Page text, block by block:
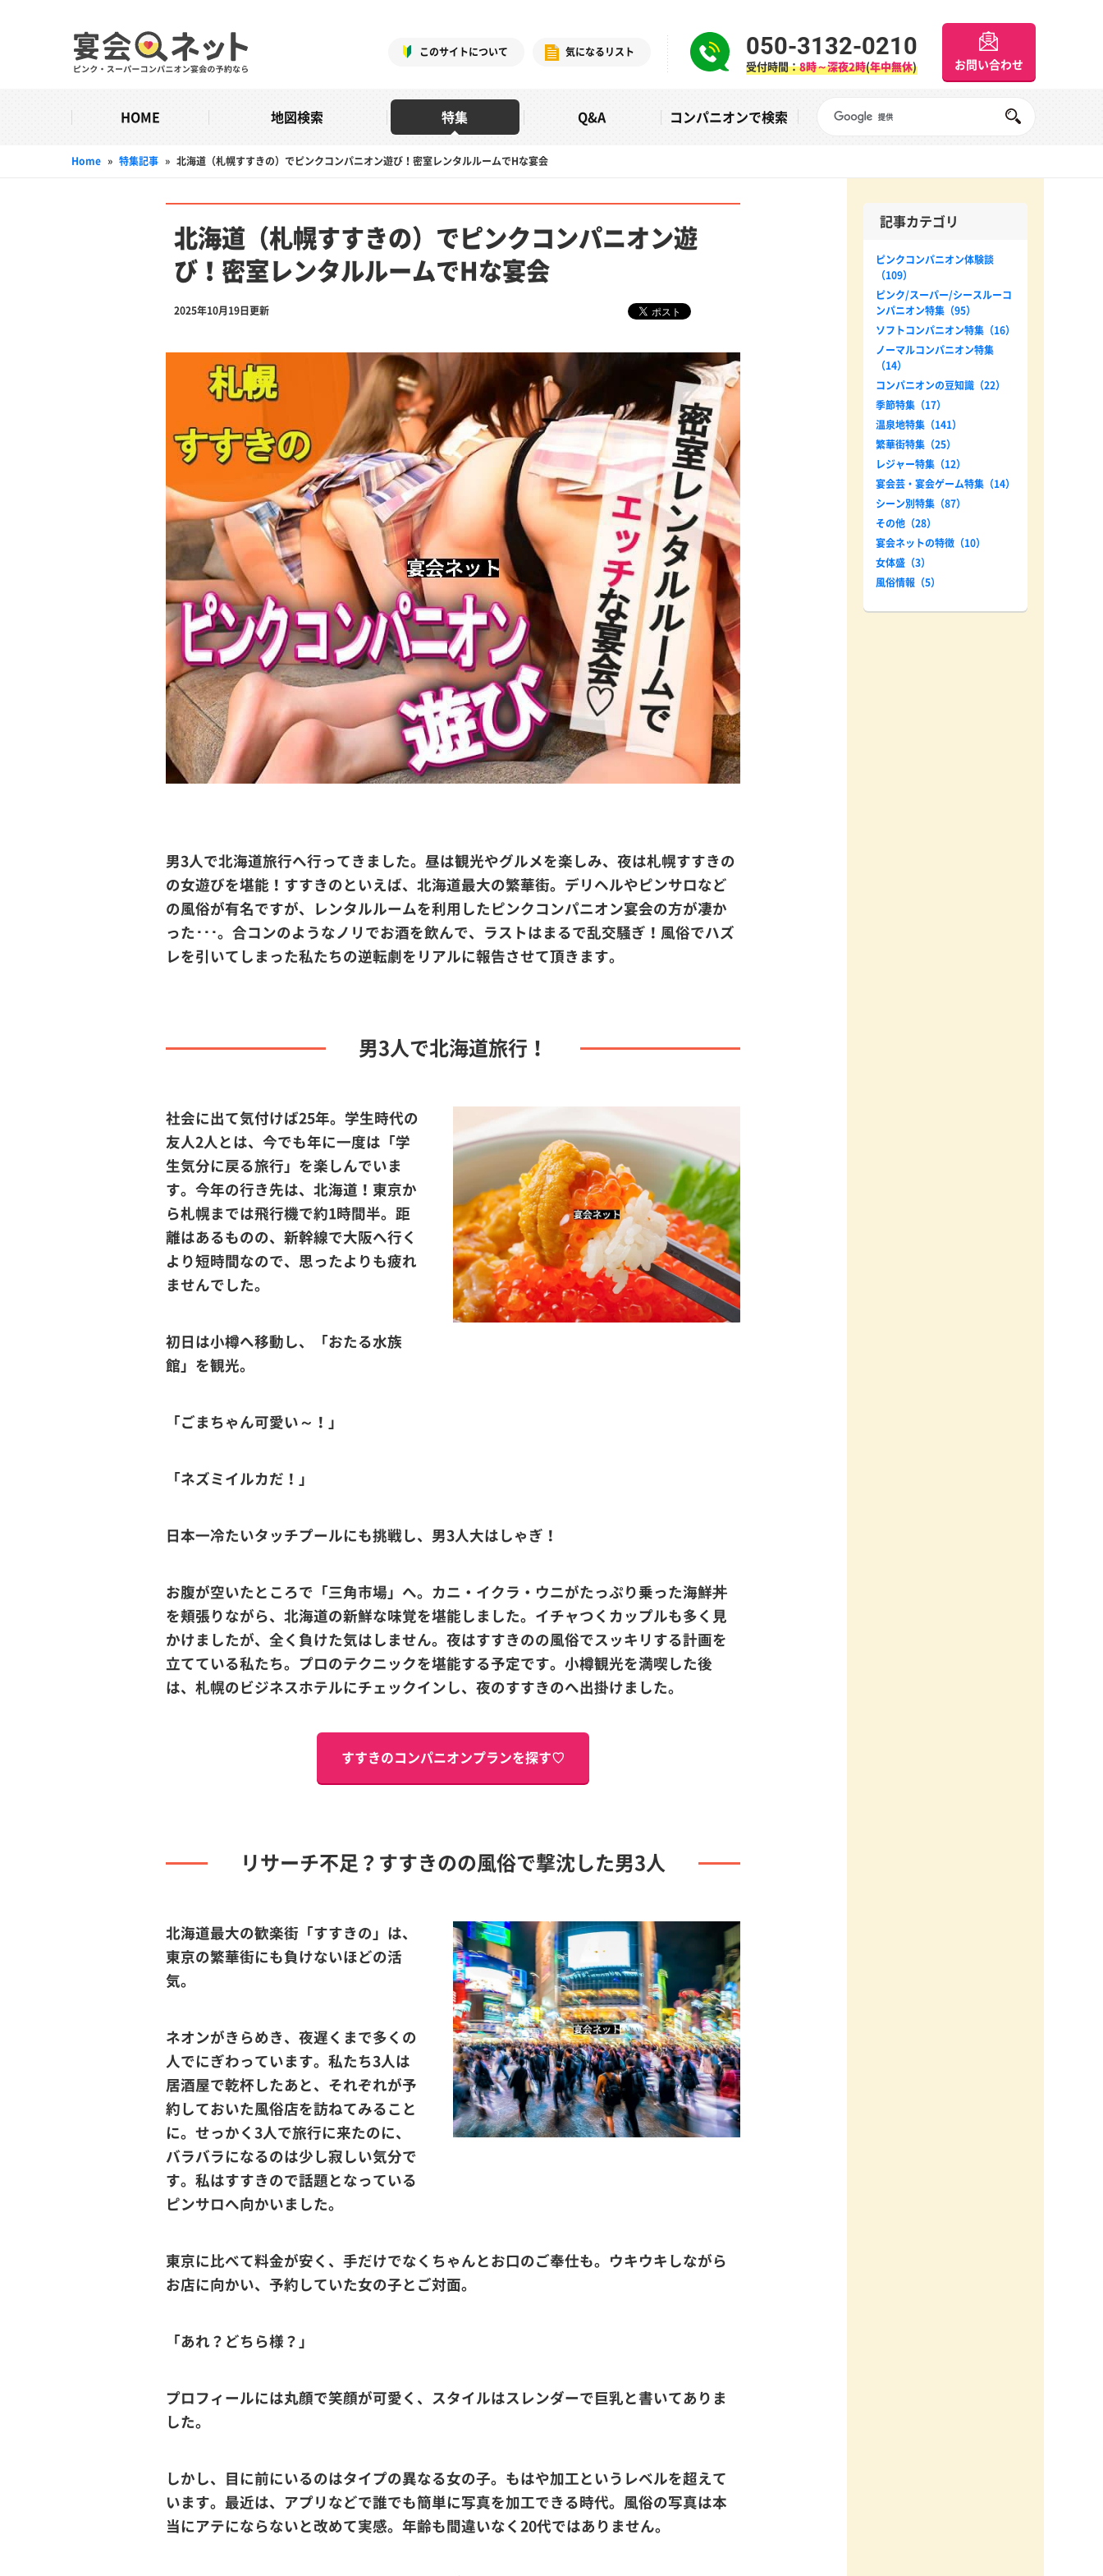
このサイトについて 気になるリスト 050-3132-0210
受付時間：8時～深夜2時(年中無休) お問い合わせ
HOME 地図検索 特集 Q&A コンパニオンで検索
Home » 特集記事 » 北海道（札幌すすきの）でピンクコンパニオン遊び！密室レンタルルームでHな宴会
北海道（札幌すすきの）でピンクコンパニオン遊
び！密室レンタルルームでHな宴会
2025年10月19日更新
男3人で北海道旅行へ行ってきました。昼は観光やグルメを楽しみ、夜は札幌すすきの
の女遊びを堪能！すすきのといえば、北海道最大の繁華街。デリヘルやピンサロなど
の風俗が有名ですが、レンタルルームを利用したピンクコンパニオン宴会の方が凄か
った･･･。合コンのようなノリでお酒を飲んで、ラストはまるで乱交騒ぎ！風俗でハズ
レを引いてしまった私たちの逆転劇をリアルに報告させて頂きます。
男3人で北海道旅行！
社会に出て気付けば25年。学生時代の
友人2人とは、今でも年に一度は「学
生気分に戻る旅行」を楽しんでいま
す。今年の行き先は、北海道！東京か
ら札幌までは飛行機で約1時間半。距
離はあるものの、新幹線で大阪へ行く
より短時間なので、思ったよりも疲れ
ませんでした。
初日は小樽へ移動し、「おたる水族
館」を観光。
「ごまちゃん可愛い～！」
「ネズミイルカだ！」
日本一冷たいタッチプールにも挑戦し、男3人大はしゃぎ！
お腹が空いたところで「三角市場」へ。カニ・イクラ・ウニがたっぷり乗った海鮮丼
を頬張りながら、北海道の新鮮な味覚を堪能しました。イチャつくカップルも多く見
かけましたが、全く負けた気はしません。夜はすすきのの風俗でスッキリする計画を
立てている私たち。プロのテクニックを堪能する予定です。小樽観光を満喫した後
は、札幌のビジネスホテルにチェックインし、夜のすすきのへ出掛けました。
すすきのコンパニオンプランを探す♡
リサーチ不足？すすきのの風俗で撃沈した男3人
北海道最大の歓楽街「すすきの」は、
東京の繁華街にも負けないほどの活
気。
ネオンがきらめき、夜遅くまで多くの
人でにぎわっています。私たち3人は
居酒屋で乾杯したあと、それぞれが予
約しておいた風俗店を訪ねてみること
に。せっかく3人で旅行に来たのに、
バラバラになるのは少し寂しい気分で
す。私はすすきので話題となっている
ピンサロへ向かいました。
東京に比べて料金が安く、手だけでなくちゃんとお口のご奉仕も。ウキウキしながら
お店に向かい、予約していた女の子とご対面。
「あれ？どちら様？」
プロフィールには丸顔で笑顔が可愛く、スタイルはスレンダーで巨乳と書いてありま
した。
しかし、目に前にいるのはタイプの異なる女の子。もはや加工というレベルを超えて
います。最近は、アプリなどで誰でも簡単に写真を加工できる時代。風俗の写真は本
当にアテにならないと改めて実感。年齢も間違いなく20代ではありません。
記事カテゴリ
ピンクコンパニオン体験談
（109）
ピンク/スーパー/シースルーコ
ンパニオン特集（95）
ソフトコンパニオン特集（16）
ノーマルコンパニオン特集
（14）
コンパニオンの豆知識（22）
季節特集（17）
温泉地特集（141）
繁華街特集（25）
レジャー特集（12）
宴会芸・宴会ゲーム特集（14）
シーン別特集（87）
その他（28）
宴会ネットの特徴（10）
女体盛（3）
風俗情報（5）